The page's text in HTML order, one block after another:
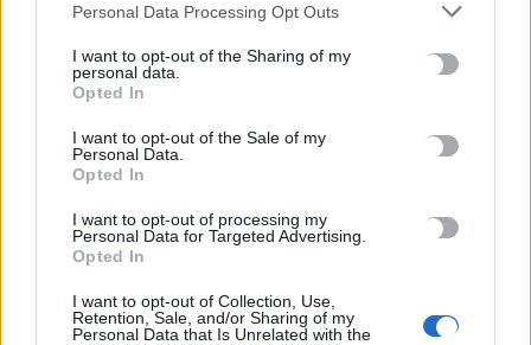
Personal Data Processing Opt Outs
I want to opt-out of the Sharing of my
personal data.
Opted In
I want to opt-out of the Sale of my
Personal Data.
Opted In
I want to opt-out of processing my
Personal Data for Targeted Advertising.
Opted In
I want to opt-out of Collection, Use,
Retention, Sale, and/or Sharing of my
Personal Data that Is Unrelated with the
TRENDING
ΠΥΡΚΑΓΙΕΣ